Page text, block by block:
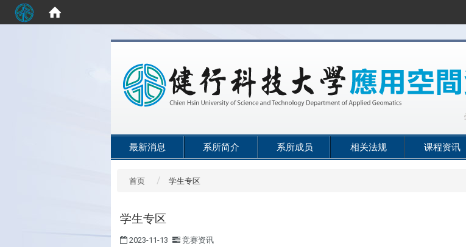
最新消息 系所简介 系所成员 相关法规 课程资讯
首页 学生专区
学生专区
2023-11-13 竞赛资讯